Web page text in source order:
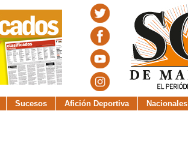
Sucesos Afición Deportiva Nacionales